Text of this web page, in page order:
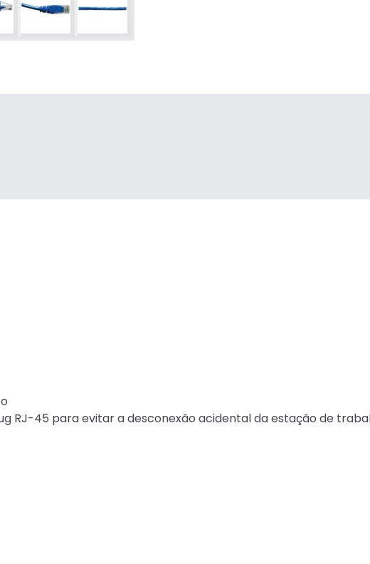
RJ-45 para evitar a desconexão acidental da estação de